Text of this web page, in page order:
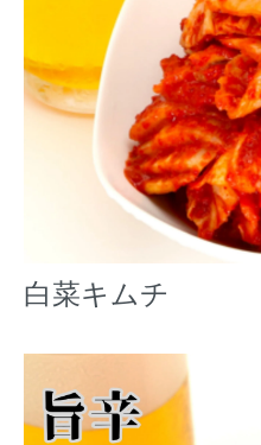
白菜キムチ